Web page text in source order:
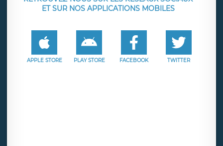
ET SUR NOS APPLICATIONS MOBILES
APPLE STORE PLAY STORE FACEBOOK TWITTER